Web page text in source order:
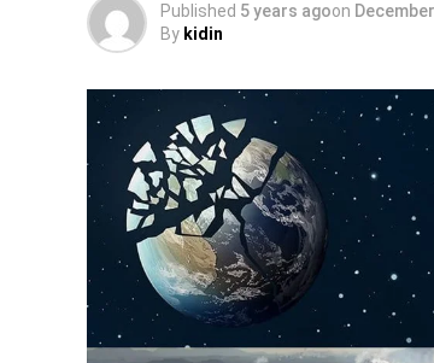
Published 5 years agoon
By kidin